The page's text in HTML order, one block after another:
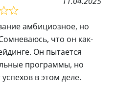
амбициозное, но
что он как-
Он пытается
программы, но
в этом деле.